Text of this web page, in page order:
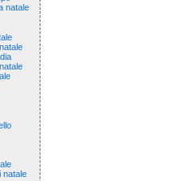
natale
natale